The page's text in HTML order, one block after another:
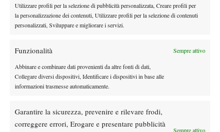
Utilizzare profili per la selezione di pubblicità personalizzata, Creare profili per
la personalizzazione dei contenuti, Utilizzare profili per la selezione di contenuti
personalizzati, Sviluppare e migliorare i servizi.
Funzionalità Sempre attivo
Abbinare e combinare dati provenienti da altre fonti di dati,
Collegare diversi dispositivi, Identificare i dispositivi in base alle
informazioni trasmesse automaticamente.
Garantire la sicurezza, prevenire e rilevare frodi,
correggere errori, Erogare e presentare pubblicità
Sempre attivo
Accetto
TAGGED:Primo Piano